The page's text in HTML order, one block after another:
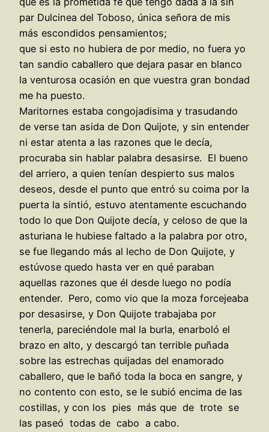
par Dulcinea del Toboso, única señora de mis
más escondidos pensamientos;
que si esto no hubiera de por medio, no fuera yo
tan sandio caballero que dejara pasar en blanco
la venturosa ocasión en que vuestra gran bondad
me ha puesto.
Maritornes estaba congojadisima y trasudando
de verse tan asida de Don Quijote, y sin entender
ni estar atenta a las razones que le decía,
procuraba sin hablar palabra desasirse. El bueno
del arriero, a quien tenían despierto sus malos
deseos, desde el punto que entró su coima por la
puerta la sintió, estuvo atentamente escuchando
todo lo que Don Quijote decía, y celoso de que la
asturiana le hubiese faltado a la palabra por otro,
se fue llegando más al lecho de Don Quijote, y
estúvose quedo hasta ver en qué paraban
aquellas razones que él desde luego no podía
entender. Pero, como vio que la moza forcejeaba
por desasirse, y Don Quijote trabajaba por
tenerla, pareciéndole mal la burla, enarboló el
brazo en alto, y descargó tan terrible puñada
sobre las estrechas quijadas del enamorado
caballero, que le bañó toda la boca en sangre, y
no contento con esto, se le subió encima de las
costillas, y con los pies más que de trote se
las paseó todas de cabo a cabo.